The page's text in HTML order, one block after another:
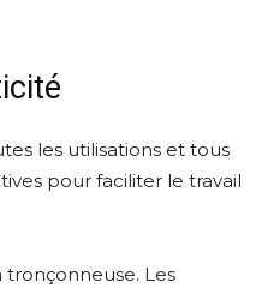
les utilisations et tous
pour faciliter le travail
Les